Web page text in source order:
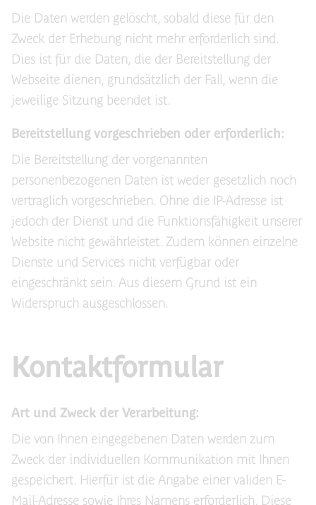
Die Daten werden gelöscht, sobald diese für den
Zweck der Erhebung nicht mehr erforderlich sind.
Dies ist für die Daten, die der Bereitstellung der
Webseite dienen, grundsätzlich der Fall, wenn die
jeweilige Sitzung beendet ist.
Bereitstellung vorgeschrieben oder erforderlich:
Die Bereitstellung der vorgenannten
personenbezogenen Daten ist weder gesetzlich noch
vertraglich vorgeschrieben. Ohne die IP-Adresse ist
jedoch der Dienst und die Funktionsfähigkeit unserer
Website nicht gewährleistet. Zudem können einzelne
Dienste und Services nicht verfügbar oder
eingeschränkt sein. Aus diesem Grund ist ein
Widerspruch ausgeschlossen.
Kontaktformular
Art und Zweck der Verarbeitung:
Die von Ihnen eingegebenen Daten werden zum
Zweck der individuellen Kommunikation mit Ihnen
gespeichert. Hierfür ist die Angabe einer validen E-
Mail-Adresse sowie Ihres Namens erforderlich. Diese